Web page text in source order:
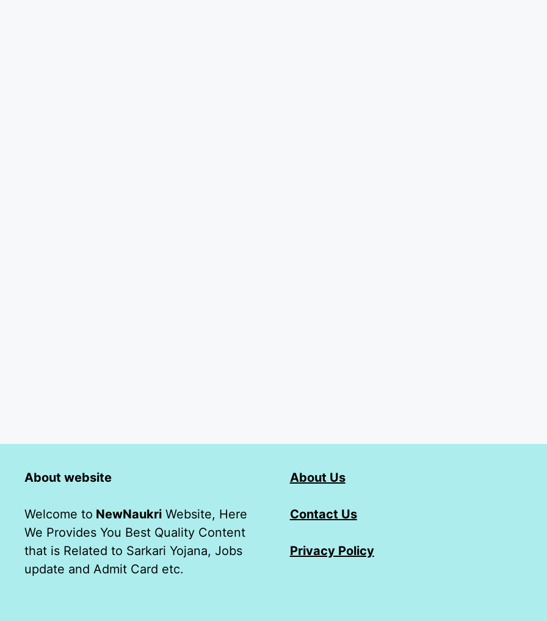
About website
Welcome to NewNaukri Website, Here
We Provides You Best Quality Content
that is Related to Sarkari Yojana, Jobs
update and Admit Card etc.
About Us
Contact Us
Privacy Policy